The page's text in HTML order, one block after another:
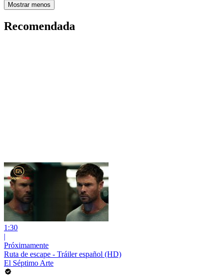
Mostrar menos
Recomendada
1:30
|
Próximamente
Ruta de escape - Tráiler español (HD)
El Séptimo Arte